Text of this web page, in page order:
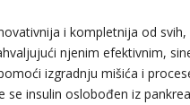
i kompletnija od
njenim efektivnim,
izgradnju mišića i
se insulin oslobođen iz